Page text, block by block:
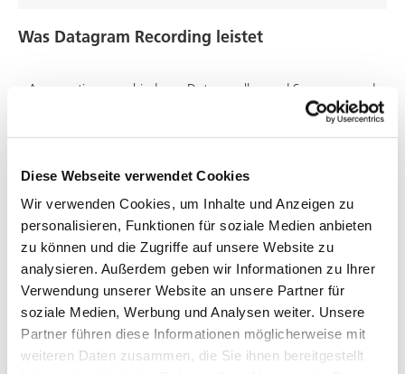
Diese Webseite verwendet Cookies
Wir verwenden Cookies, um Inhalte und Anzeigen zu
personalisieren, Funktionen für soziale Medien anbieten
zu können und die Zugriffe auf unsere Website zu
analysieren. Außerdem geben wir Informationen zu Ihrer
Verwendung unserer Website an unsere Partner für
soziale Medien, Werbung und Analysen weiter. Unsere
Partner führen diese Informationen möglicherweise mit
weiteren Daten zusammen, die Sie ihnen bereitgestellt
Was Datagram Recording leistet
Aggregation verschiedener Datenquellen und Sensoren an der
Zugriff auf die jüngsten Bearbeitungen über DVS Edge
Komprimierung der Bearbeitungsdaten
Vergleich aktueller mit historischen Bearbeitungen